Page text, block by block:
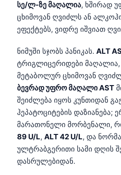
სე/ლ-ზე მაღალია, ხშირად
ცხიმოვან ღვიძლს ან
ეფექტებს, ვიდრე იშვიათ
ნიმუში სჯობს პანიკას. ALT
ტრიგლიცერიდები მაღალია,
მეტაბოლურ ცხიმოვან
ბევრად უფრო მაღალი AST
შეიძლება იყოს კუნთიდან
ჰეპატოციტების დაზიანება;
მარათონელი მორბენალი,
89 U/L, ALT 42 U/L, და
ულტრაბგერითი სამი დღის
დასრულებიდან.
Português
Ελληνικά
Türkçe
Română
简体中文
فارسی
Български
Dansk
Nederlands
हिन्दी
Bahasa Indonesia